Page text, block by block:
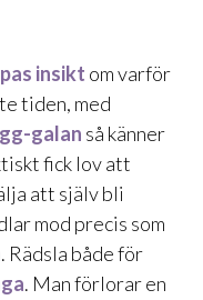
insikt om varför
tiden, med
galan så känner
fick lov att
att själv bli
mod precis som
. Rädsla både för
. Man förlorar en